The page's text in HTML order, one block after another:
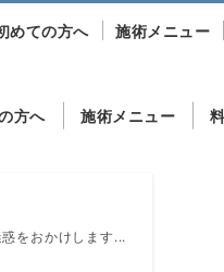
方へ 施術メニュー
めての方へ 施術メニュー
をおかけします...